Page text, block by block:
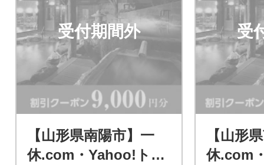
受付期間外
【山形県南陽市】一
休.com・Yahoo!トラ
受
【山形
休.com